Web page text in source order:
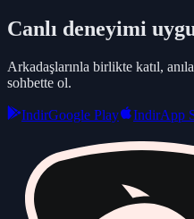
Canlı deneyimi
Arkadaşlarınla birlikte katıl,
sohbette ol.
IndirGoogle Play IndirApp